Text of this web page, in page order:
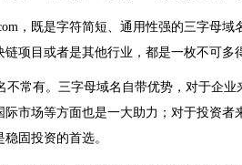
，既是字符简短、通用性强的三字母
链项目或者是其他行业，都是一枚不可多
不常有。三字母域名自带优势，对于企
际市场等方面也是一大助力；对于投资
固投资的首选。